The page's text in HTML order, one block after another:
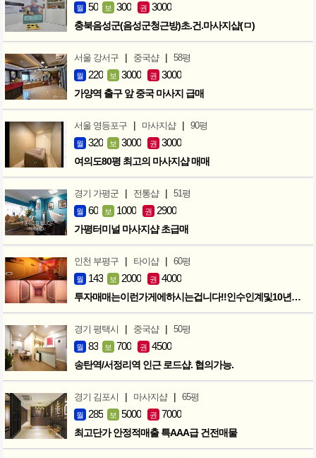
월 50 보 300 권 3000
충북음성군(음성군청근방)초.건.마사지샵(ㅁ)
서울 강서구 | 중국샵 | 58평
월 220 보 3000 권 3000
가양역 출구 앞 중국 마사지 급매
서울 영등포구 | 마사지샵 | 90평
월 320 보 3000 권 3000
여의도80평 최고의 마사지샵 매매
경기 가평군 | 전통샵 | 51평
월 60 보 1000 권 2900
가평터미널 마사지샵 초급매
인천 부평구 | 타이샵 | 60평
월 143 보 2000 권 4000
투자매매는이런가게에하시는겁니다!!인수인계및10년노하우 모두승계
경기 평택시 | 중국샵 | 50평
월 83 보 700 권 4500
송탄역/서정리역 인근 로드샵. 협의가능.
경기 김포시 | 마사지샵 | 65평
월 285 보 5000 권 7000
최고단가 안정적매출 특AAA급 건전매물